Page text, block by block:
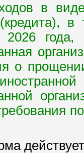
в
2026 года,
о
действует